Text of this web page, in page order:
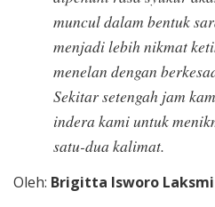
muncul dalam bentuk
menjadi lebih nikmat
menelan dengan
Sekitar setengah jam
indera kami untuk
satu-dua kalimat.
Oleh: Brigitta Isworo Laksmi